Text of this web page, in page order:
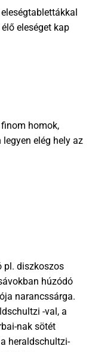
eleséget kap
homok,
elég hely az
pl. diszkoszos
húzódó
narancssárga.
-val, a
nak sötét
heraldschultzi-